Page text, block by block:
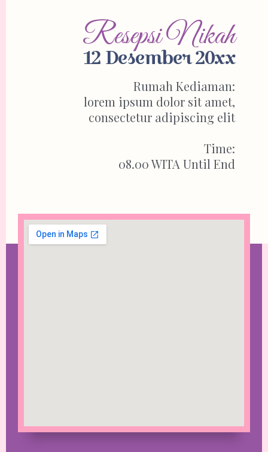
Resepsi Nikah
12 Desember 20xx
Rumah Kediaman:
lorem ipsum dolor sit amet,
consectetur adipiscing elit
Time:
08.00 WITA Until End